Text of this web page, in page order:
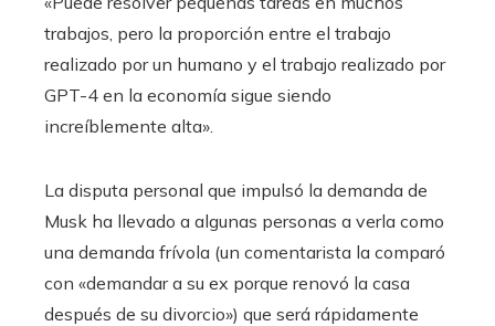
trabajos, pero la proporción entre el trabajo
realizado por un humano y el trabajo realizado por
GPT-4 en la economía sigue siendo
increíblemente alta».
La disputa personal que impulsó la demanda de
Musk ha llevado a algunas personas a verla como
una demanda frívola (un comentarista la comparó
con «demandar a su ex porque renovó la casa
después de su divorcio») que será rápidamente